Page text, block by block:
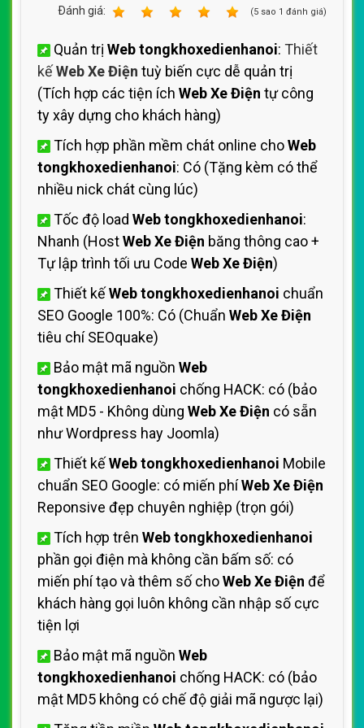
Ðánh giá:
(5 sao 1 đánh giá)
Quản trị Web tongkhoxedienhanoi: Thiết
kếWeb Xe Điện tuỳ biến cực dễ quản trị
(Tích hợp các tiện ích Web Xe Điện tự công
ty xây dựng cho khách hàng)
Tích hợp phần mềm chát online choWeb
tongkhoxedienhanoi: Có (Tặng kèm có thể
nhiều nick chát cùng lúc)
Tốc độ load Web tongkhoxedienhanoi:
Nhanh (HostWeb Xe Điện băng thông cao +
Tự lập trình tối ưu Code Web Xe Điện)
Thiết kếWeb tongkhoxedienhanoi chuẩn
SEO Google 100%: Có (Chuẩn Web Xe Điện
tiêu chí SEOquake)
Bảo mật mã nguồn Web
tongkhoxedienhanoi chống HACK: có (bảo
mật MD5 - Không dùng Web Xe Điện có sẵn
như Wordpress hay Joomla)
Thiết kếWeb tongkhoxedienhanoi Mobile
chuẩn SEO Google: có miến phíWeb Xe Điện
Reponsive đẹp chuyên nghiệp (trọn gói)
Tích hợp trên Web tongkhoxedienhanoi
phần gọi điện mà không cần bấm số: có
miến phí tạo và thêm số choWeb Xe Điện để
khách hàng gọi luôn không cần nhập số cực
tiện lợi
Bảo mật mã nguồn Web
tongkhoxedienhanoi chống HACK: có (bảo
mật MD5 không có chế độ giải mã ngược lại)